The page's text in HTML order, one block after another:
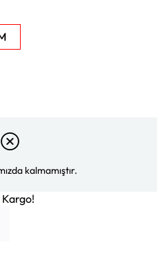
kalmamıştır.